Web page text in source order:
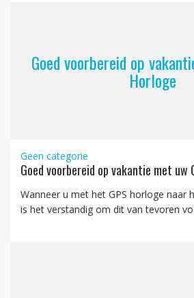
Goed voorbereid op
Horloge
Geen categorie
Goed voorbereid op vakantie met uw
Wanneer u met het GPS horloge naar
is het verstandig om dit van tevoren